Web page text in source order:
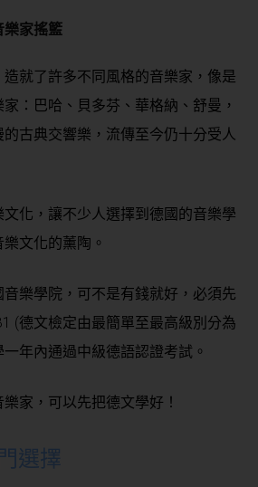
樂家搖籃
就了許多不同風格的音樂家，像是
：巴哈、貝多芬、華格納、舒曼，
古典交響樂，流傳至今仍十分受人
化，讓不少人選擇到德國的音樂學
文化的薰陶。
樂學院，可不是有錢就好，必須先
(德文檢定由最簡單至最高級別分為
年內通過中級德語認證考試。
家，可以先把德文學好！
選擇